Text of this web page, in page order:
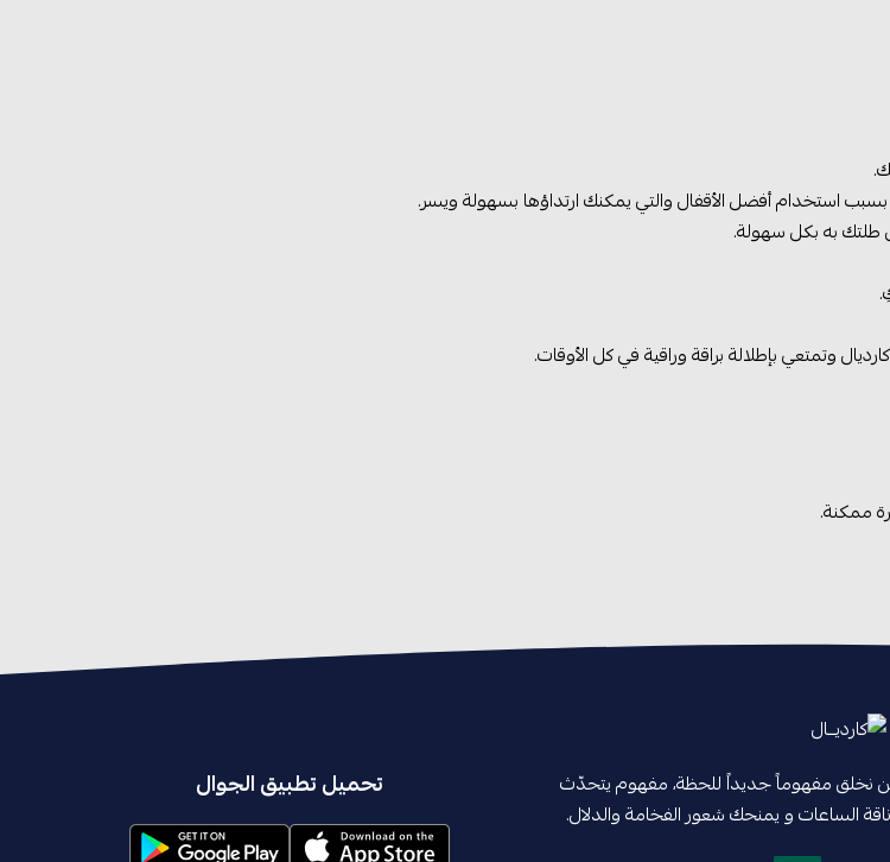
استخدام أفضل الأقفال والتي يمكنك ارتداؤها بسهولة ويسر.
طلتك به بكل سهولة.
وتمتعي بإطلالة براقة وراقية في كل الأوقات.
ممكنة.
1983م ونحن نخلق مفهوماً جديداً للحظة، مفهوم يتحدّث
الساعات و يمنحك شعور الفخامة والدلال.
تحميل تطبيق الجوال